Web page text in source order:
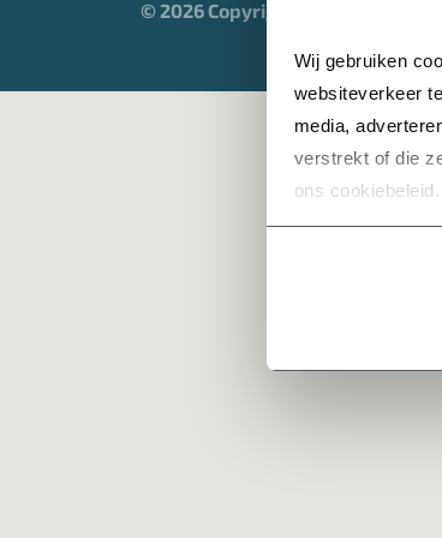
Wij gebruiken
websiteverkeer
media,
verstrekt of die
ons cookiebeleid.
© 2026 Copyright Heijmans